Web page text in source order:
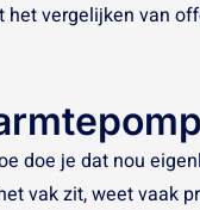
vergelijken van
doe je dat nou
vak zit, weet vaak